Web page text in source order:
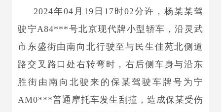
2024年04月19日17时02分许，杨某某驾
驶宁A84***号北京现代牌小型轿车，沿灵武
市东盛街由南向北行驶至与民生佳苑北侧道
路交叉路口处右转弯时，右后侧车身与沿东
胜街由南向北驶来的保某驾驶车牌号为宁
AM0***普通摩托车发生刮撞，造成保某受伤